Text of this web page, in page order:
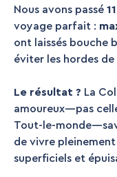
Nous avons passé
voyage parfait :
ont laissés bouche
éviter les hordes
Le résultat ? La
amoureux—pas
Tout-le-
de vivre
superficiels et